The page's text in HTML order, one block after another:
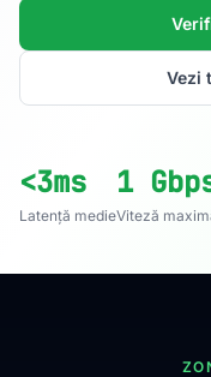
Vezi
<3ms
Latență medie
1
Viteză